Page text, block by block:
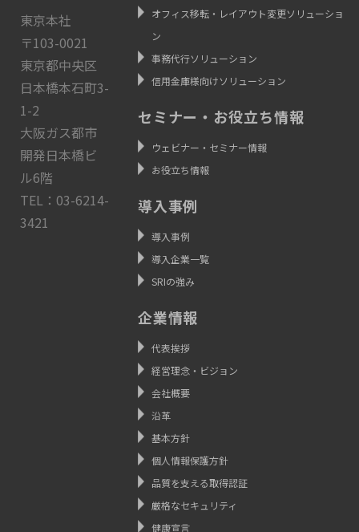
東京本社
〒103-0021
東京都中央区
日本橋本石町3-
1-2
大阪ガス都市
開発日本橋ビ
ル6階
TEL：03-6214-
3421
オフィス移転・レイアウト変更ソリューショ
ン
事務代行ソリューション
信用金庫様向けソリューション
セミナー・お役立ち情報
ウェビナー・セミナー情報
お役立ち情報
導入事例
導入事例
導入企業一覧
SRIの強み
企業情報
代表挨拶
経営理念・ビジョン
会社概要
沿革
基本方針
個人情報保護方針
品質を支える取得認証
厳格なセキュリティ
健康宣言